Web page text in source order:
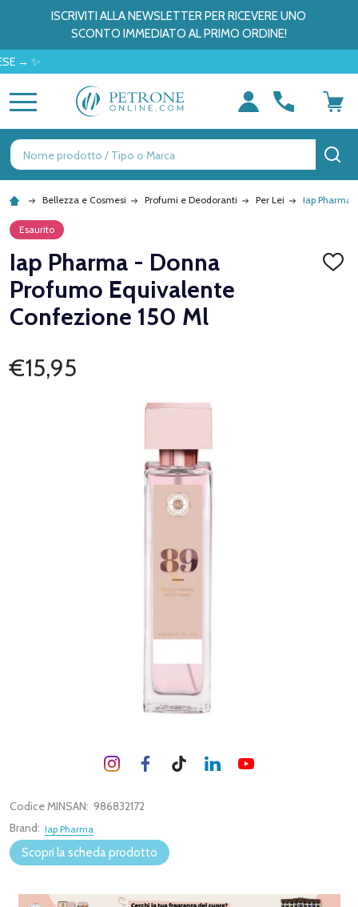
ISCRIVITI ALLA NEWSLETTER PER RICEVERE UNO
SCONTO IMMEDIATO AL PRIMO ORDINE!
Ricerca
Bellezza e Cosmesi Profumi e Deodoranti Per Lei Iap Pharma
Esaurito
Iap Pharma - Donna
Profumo Equivalente
Confezione 150 Ml
€15,95
Codice MINSAN: 986832172
Brand: Iap Pharma
Scopri la scheda prodotto